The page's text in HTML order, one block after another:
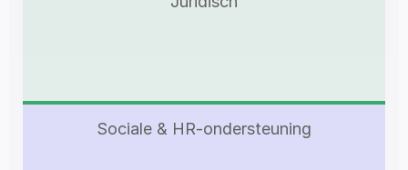
Sociale & HR-ondersteuning